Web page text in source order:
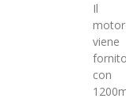
Il
viene
con